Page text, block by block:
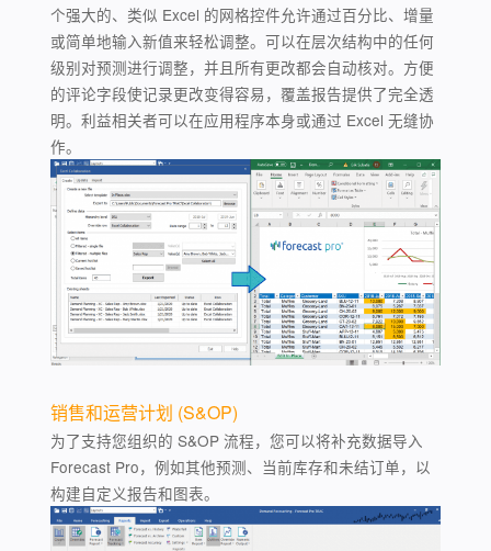
个强大的、类似 Excel 的网格控件允许通过百分比、增量
或简单地输入新值来轻松调整。可以在层次结构中的任何
级别对​​预测进行调整，并且所有更改都会自动核对。方便
的评论字段使记录更改变得容易，覆盖报告提供了完全透
明。利益相关者可以在应用程序本身或通过 Excel 无缝协
作。
销售和运营计划 (S&OP)
为了支持您组织的 S&OP 流程，您可以将补充数据导入
Forecast Pro，例如其他预测、当前库存和未结订单，以
构建自定义报告和图表。